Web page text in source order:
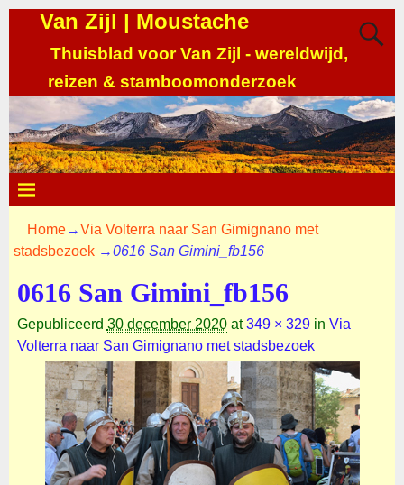
Van Zijl | Moustache
Thuisblad voor Van Zijl - wereldwijd,
reizen & stamboomonderzoek
Home→Via Volterra naar San Gimignano met
stadsbezoek →0616 San Gimini_fb156
0616 San Gimini_fb156
Gepubliceerd 30 december 2020at349 × 329in Via
Volterra naar San Gimignano met stadsbezoek